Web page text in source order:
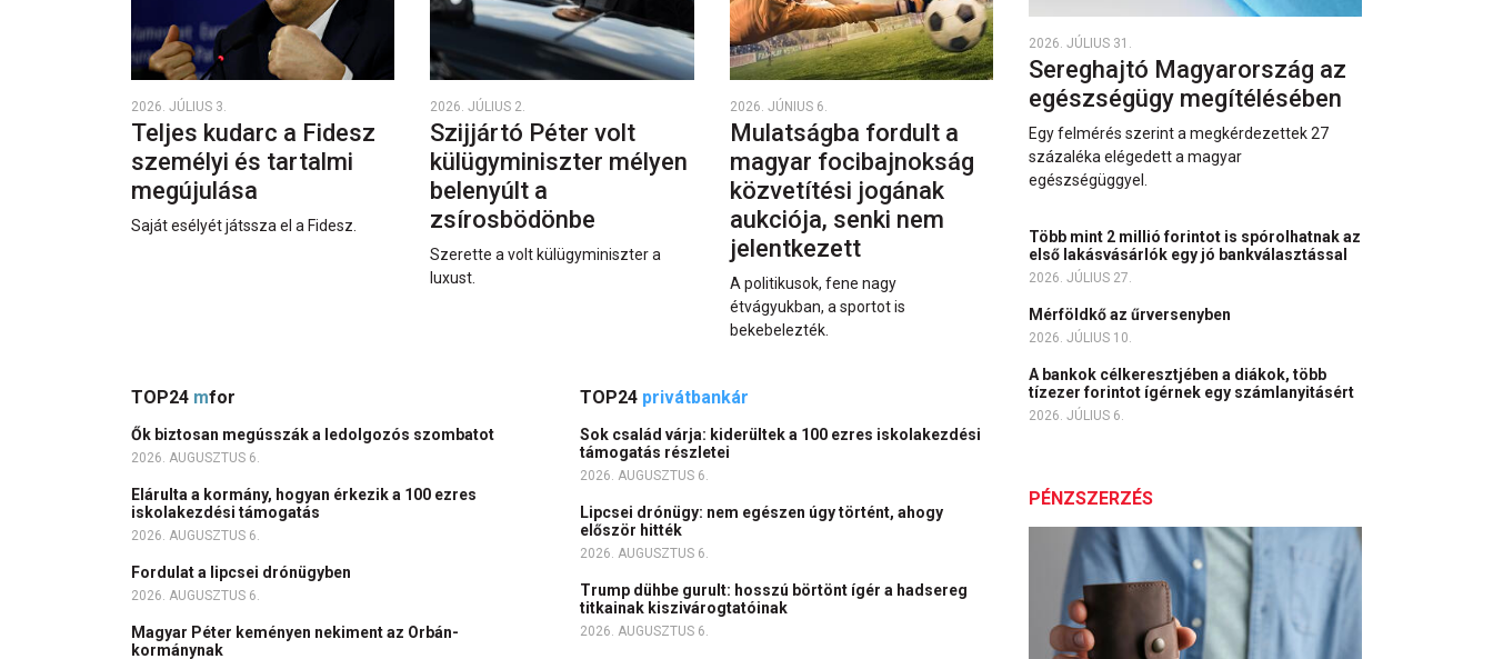
2026. JÚLIUS 3.
Teljes kudarc a Fidesz
személyi és tartalmi
megújulása
Saját esélyét játssza el a Fidesz.
2026. JÚLIUS 2.
Szijjártó Péter volt
külügyminiszter mélyen
belenyúlt a
zsírosbödönbe
Szerette a volt külügyminiszter a
luxust.
2026. JÚNIUS 6.
Mulatságba fordult a
magyar focibajnokság
közvetítési jogának
aukciója, senki nem
jelentkezett
A politikusok, fene nagy
étvágyukban, a sportot is
bekebelezték.
TOP24 mfor
Ők biztosan megússzák a ledolgozós szombatot
2026. AUGUSZTUS 6.
Elárulta a kormány, hogyan érkezik a 100 ezres
iskolakezdési támogatás
2026. AUGUSZTUS 6.
Fordulat a lipcsei drónügyben
2026. AUGUSZTUS 6.
Magyar Péter keményen nekiment az Orbán-
kormánynak
TOP24 privátbankár
Sok család várja: kiderültek a 100 ezres iskolakezdési
támogatás részletei
2026. AUGUSZTUS 6.
Lipcsei drónügy: nem egészen úgy történt, ahogy
először hitték
2026. AUGUSZTUS 6.
Trump dühbe gurult: hosszú börtönt ígér a hadsereg
titkainak kiszivárogtatóinak
2026. AUGUSZTUS 6.
2026. JÚLIUS 31.
Sereghajtó Magyarország az
egészségügy megítélésében
Egy felmérés szerint a megkérdezettek 27
százaléka elégedett a magyar
egészségüggyel.
Több mint 2 millió forintot is spórolhatnak az
első lakásvásárlók egy jó bankválasztással
2026. JÚLIUS 27.
Mérföldkő az űrversenyben
2026. JÚLIUS 10.
A bankok célkeresztjében a diákok, több
tízezer forintot ígérnek egy számlanyitásért
2026. JÚLIUS 6.
PÉNZSZERZÉS